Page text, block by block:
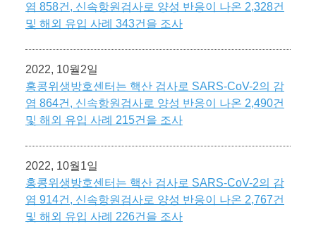
염 858건, 신속항원검사로 양성 반응이 나온 2,328건
및 해외 유입 사례 343건을 조사
2022, 10월2일
홍콩위생방호센터는 핵산 검사로 SARS-CoV-2의 감
염 864건, 신속항원검사로 양성 반응이 나온 2,490건
및 해외 유입 사례 215건을 조사
2022, 10월1일
홍콩위생방호센터는 핵산 검사로 SARS-CoV-2의 감
염 914건, 신속항원검사로 양성 반응이 나온 2,767건
및 해외 유입 사례 226건을 조사